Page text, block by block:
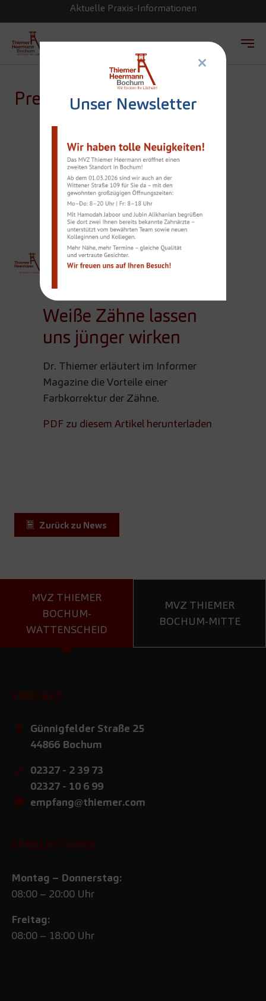
Zum Hauptinhalt springen
Aktuelle Praxis-Informationen
Unser Newsletter
×
Presse
WEISSE ZÄHNE L
ASSEN UNS JÜNGER W
IRKEN
THIEMER
Team
Weiße Zähne lassen
uns jünger wirken
Dr. Thiemer erläutert im Informer
Magazine die Vorteile einer
Farbkorrektur der Zähne.
PDF zu diesem Artikel herunterladen
Zurück zu News
MVZ THIEMER
BOCHUM-
WATTENSCHEID
MVZ THIEMER
BOCHUM-MITTE
KONTAKT
Günnigfelder Straße 25
44866 Bochum
02327 - 2 39 73
02327 - 10 6 99
empfang@thiemer.com
SPRECHSTUNDE
Montag – Donnerstag:
08:00 – 20:00 Uhr
Freitag:
08:00 – 18:00 Uhr